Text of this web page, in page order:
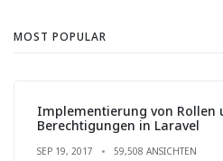
MOST POPULAR
Implementierung von Rollen
Berechtigungen in Laravel
SEP 19, 2017 59,508 ANSICHTEN